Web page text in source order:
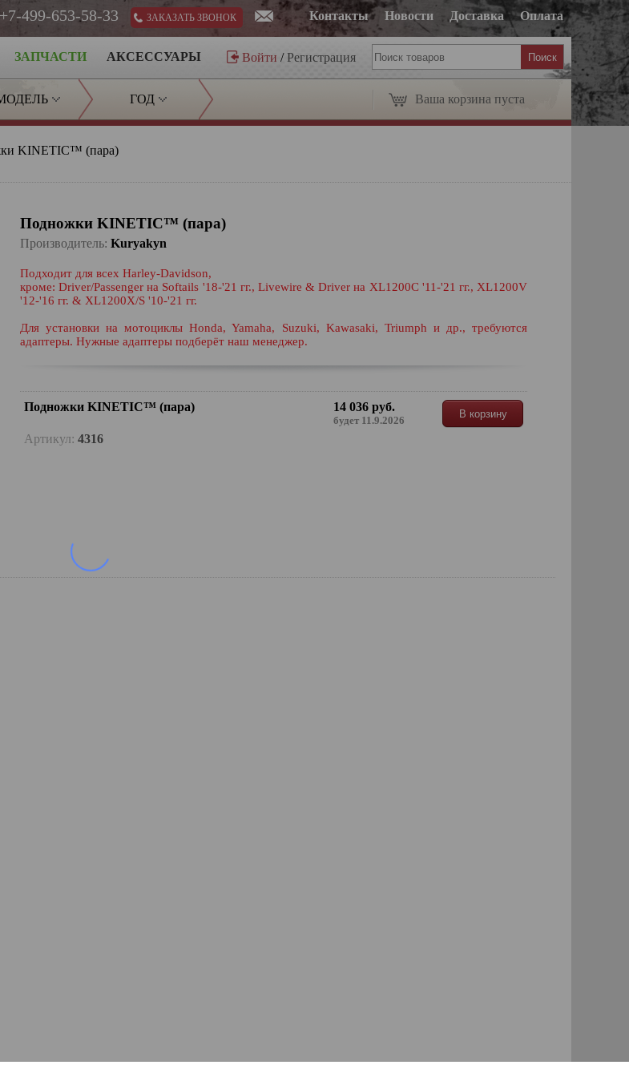
Оплата
Доставка
Новости
Контакты
ЗАКАЗАТЬ ЗВОНОК
+7-499-653-58-33
Войти /Регистрация
АКСЕССУАРЫ
ЗАПЧАСТИ
ГОД Ваша корзина пуста
KINETIC™ (пара)
Подножки KINETIC™ (пара)
Производитель: Kuryakyn
Подходит для всех Harley-Davidson,
кроме: Driver/Passenger на Softails '18-'21 гг., Livewire & Driver на XL1200C '11-'21 гг., XL1200V
'12-'16 гг. & XL1200X/S '10-'21 гг.
Для установки на мотоциклы Honda, Yamaha, Suzuki, Kawasaki, Triumph и др., требуются
адаптеры. Нужные адаптеры подберёт наш менеджер.
Подножки KINETIC™ (пара) 14 036 руб.
будет 11.9.2026
В корзину
Артикул: 4316